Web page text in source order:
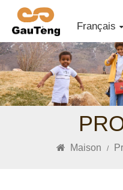
Français
Maison /